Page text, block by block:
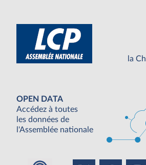
la
OPEN DATA
Accédez à toutes
les données de
l'Assemblée nationale